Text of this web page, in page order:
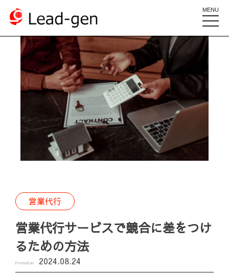
MENU
toggle
営業代行
営業代行サービスで競合に差をつけ
るための方法
Posted on 2024.08.24